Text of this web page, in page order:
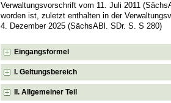
Verwaltungsvorschrift vom 11. Juli 2011
worden ist, zuletzt enthalten in der
4. Dezember 2025 (SächsABl. SDr. S. S 280)
Eingangsformel
I. Geltungsbereich
II. Allgemeiner Teil